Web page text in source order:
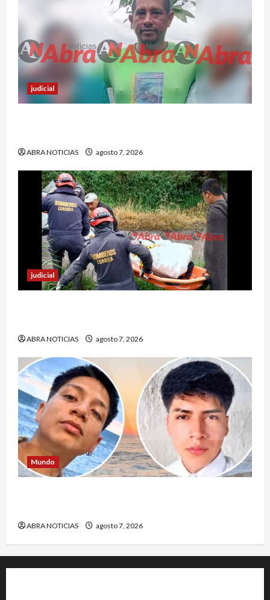
judicial
ABRA NOTICIAS agosto 7, 2026
judicial
ABRA NOTICIAS agosto 7, 2026
Mundo
ABRA NOTICIAS agosto 7, 2026